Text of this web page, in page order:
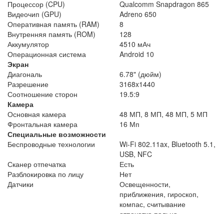
Процессор (CPU)
Qualcomm Snapdragon 865
Видеочип (GPU)
Adreno 650
Оперативная память (RAM)
8
Внутренняя память (ROM)
128
Аккумулятор
4510 мАч
Операционная система
Android 10
Экран
Диагональ
6.78" (дюйм)
Разрешение
3168x1440
Соотношение сторон
19.5:9
Камера
Основная камера
48 МП, 8 МП, 48 МП, 5 МП
Фронтальная камера
16 Мп
Специальные возможности
Беспроводные технологии
Wi-Fi 802.11ax, Bluetooth 5.1,
USB, NFC
Сканер отпечатка
Есть
Разблокировка по лицу
Нет
Датчики
Освещенности,
приближения, гироскоп,
компас, считывание